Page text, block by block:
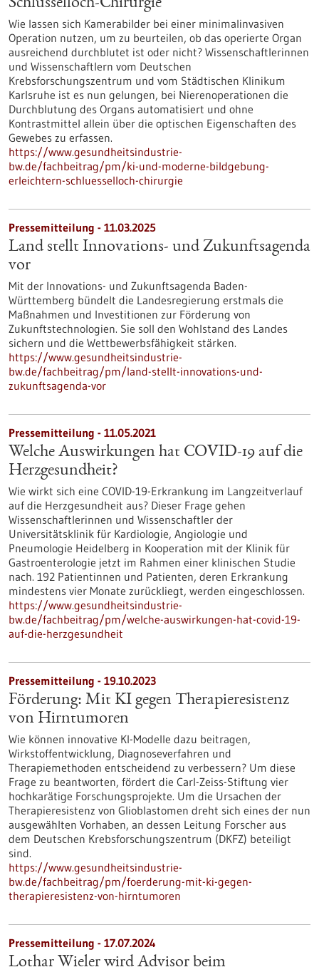
Schlüsselloch-Chirurgie
Wie lassen sich Kamerabilder bei einer minimalinvasiven
Operation nutzen, um zu beurteilen, ob das operierte Organ
ausreichend durchblutet ist oder nicht? Wissenschaftlerinnen
und Wissenschaftlern vom Deutschen
Krebsforschungszentrum und vom Städtischen Klinikum
Karlsruhe ist es nun gelungen, bei Nierenoperationen die
Durchblutung des Organs automatisiert und ohne
Kontrastmittel allein über die optischen Eigenschaften des
Gewebes zu erfassen.
https://www.gesundheitsindustrie-
bw.de/fachbeitrag/pm/ki-und-moderne-bildgebung-
erleichtern-schluesselloch-chirurgie
Pressemitteilung - 11.03.2025
Land stellt Innovations- und Zukunftsagenda
vor
Mit der Innovations- und Zukunftsagenda Baden-
Württemberg bündelt die Landesregierung erstmals die
Maßnahmen und Investitionen zur Förderung von
Zukunftstechnologien. Sie soll den Wohlstand des Landes
sichern und die Wettbewerbsfähigkeit stärken.
https://www.gesundheitsindustrie-
bw.de/fachbeitrag/pm/land-stellt-innovations-und-
zukunftsagenda-vor
Pressemitteilung - 11.05.2021
Welche Auswirkungen hat COVID-19 auf die
Herzgesundheit?
Wie wirkt sich eine COVID-19-Erkrankung im Langzeitverlauf
auf die Herzgesundheit aus? Dieser Frage gehen
Wissenschaftlerinnen und Wissenschaftler der
Universitätsklinik für Kardiologie, Angiologie und
Pneumologie Heidelberg in Kooperation mit der Klinik für
Gastroenterologie jetzt im Rahmen einer klinischen Studie
nach. 192 Patientinnen und Patienten, deren Erkrankung
mindestens vier Monate zurückliegt, werden eingeschlossen.
https://www.gesundheitsindustrie-
bw.de/fachbeitrag/pm/welche-auswirkungen-hat-covid-19-
auf-die-herzgesundheit
Pressemitteilung - 19.10.2023
Förderung: Mit KI gegen Therapieresistenz
von Hirntumoren
Wie können innovative KI-Modelle dazu beitragen,
Wirkstoffentwicklung, Diagnoseverfahren und
Therapiemethoden entscheidend zu verbessern? Um diese
Frage zu beantworten, fördert die Carl-Zeiss-Stiftung vier
hochkarätige Forschungsprojekte. Um die Ursachen der
Therapieresistenz von Glioblastomen dreht sich eines der nun
ausgewählten Vorhaben, an dessen Leitung Forscher aus
dem Deutschen Krebsforschungszentrum (DKFZ) beteiligt
sind.
https://www.gesundheitsindustrie-
bw.de/fachbeitrag/pm/foerderung-mit-ki-gegen-
therapieresistenz-von-hirntumoren
Pressemitteilung - 17.07.2024
Lothar Wieler wird Advisor beim